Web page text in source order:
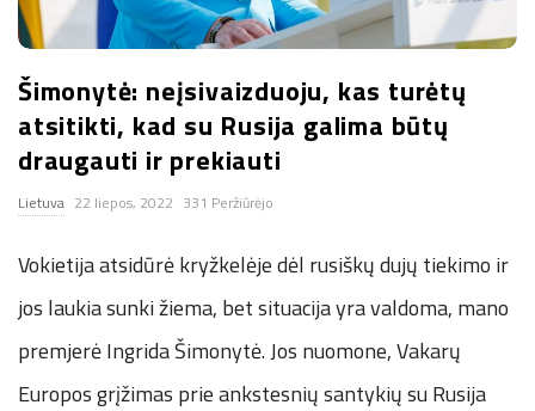
n
.
n
e
t
Šimonytė: neįsivaizduoju, kas turėtų
atsitikti, kad su Rusija galima būtų
draugauti ir prekiauti
Lietuva 22 liepos, 2022 331 Peržiūrėjo
Vokietija atsidūrė kryžkelėje dėl rusiškų dujų tiekimo ir
jos laukia sunki žiema, bet situacija yra valdoma, mano
premjerė Ingrida Šimonytė. Jos nuomone, Vakarų
Europos grįžimas prie ankstesnių santykių su Rusija